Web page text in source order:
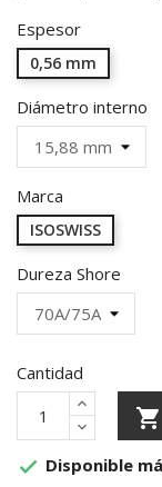
Espesor
0,56 mm
Diámetro interno
Marca
ISOSWISS
Dureza Shore
Cantidad

 Disponible